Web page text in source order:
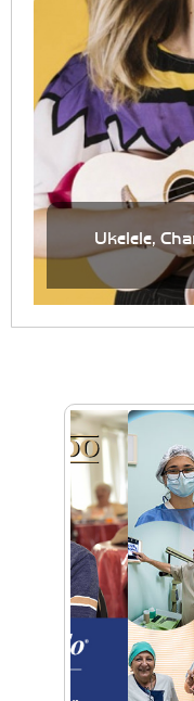
Ukelele,